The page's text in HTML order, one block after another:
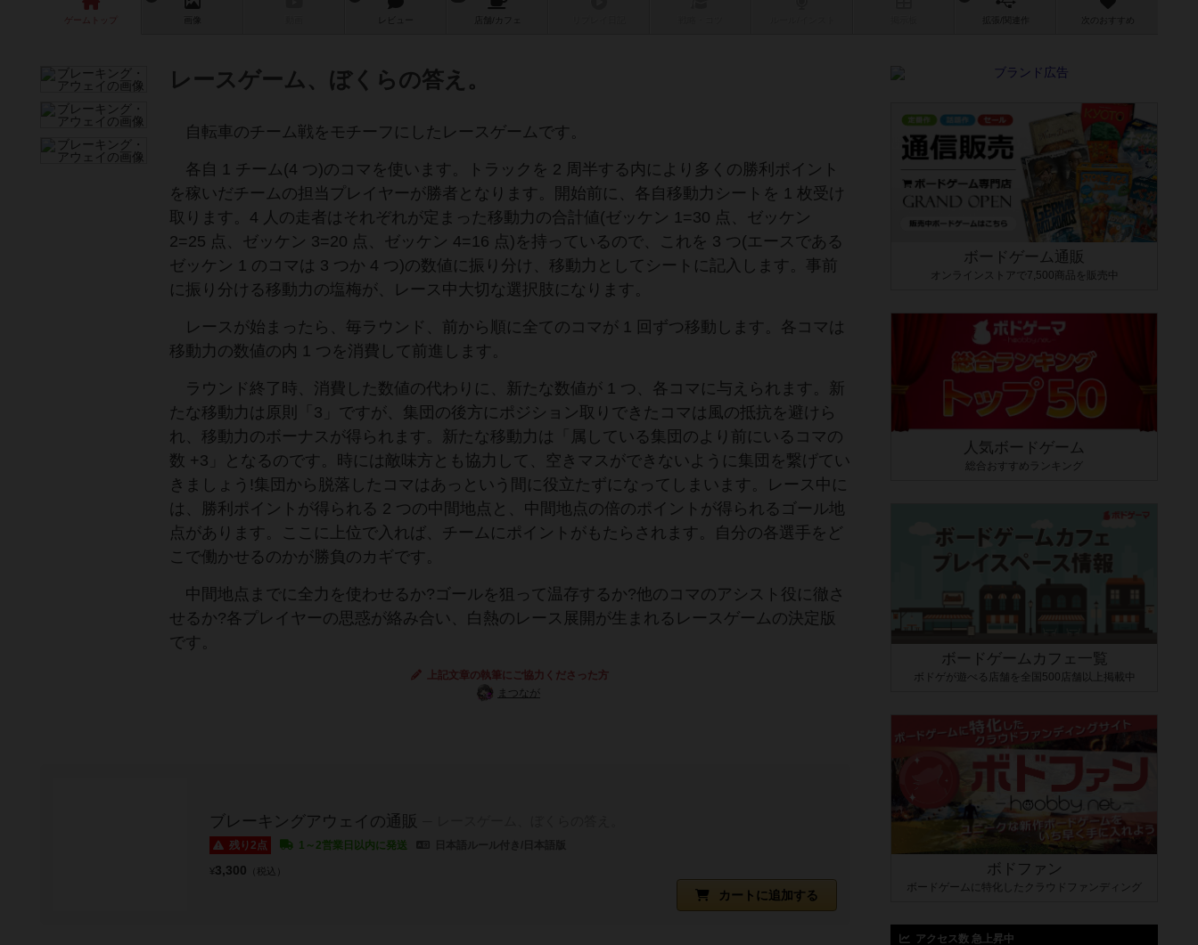
ゲーム 画像 レビュー 店舗/ カフェ 作 次のおすすめ
レースゲーム、ぼくらの答え。
自転車のチーム戦をモチーフにしたレースゲームです。
各自 1 チーム(4 つ)のコマを使います。トラックを 2 周半する内により多くの勝利ポイント
を稼いだチームの担当プレイヤーが勝者となります。開始前に、各自移動力シートを 1 枚受け
取ります。4 人の走者はそれぞれが定まった移動力の合計値(ゼッケン 1=30 点、ゼッケン
2=25 点、ゼッケン 3=20 点、ゼッケン 4=16 点)を持っているので、これを 3 つ(エースである
ゼッケン 1 のコマは 3 つか 4 つ)の数値に振り分け、移動力としてシートに記入します。事前
に振り分ける移動力の塩梅が、レース中大切な選択肢になります。
レースが始まったら、毎ラウンド、前から順に全てのコマが 1 回ずつ移動します。各コマは
移動力の数値の内 1 つを消費して前進します。
ラウンド終了時、消費した数値の代わりに、新たな数値が 1 つ、各コマに与えられます。新
たな移動力は原則「3」ですが、集団の後方にポジション取りできたコマは風の抵抗を避けら
れ、移動力のボーナスが得られます。新たな移動力は「属している集団のより前にいるコマの
数 +3」となるのです。時には敵味方とも協力して、空きマスができないように集団を繋げてい
きましょう!集団から脱落したコマはあっという間に役立たずになってしまいます。レース中に
は、勝利ポイントが得られる 2 つの中間地点と、中間地点の倍のポイントが得られるゴール地
点があります。ここに上位で入れば、チームにポイントがもたらされます。自分の各選手をど
こで働かせるのかが勝負のカギです。
中間地点までに全力を使わせるか?ゴールを狙って温存するか?他のコマのアシスト役に徹さ
せるか?各プレイヤーの思惑が絡み合い、白熱のレース展開が生まれるレースゲームの決定版
です。
上記文章の執筆にご協力くださった方
まつなが
ブレーキングアウェイの通販
残り2点 1～2営業日以内に発送
カートに追加する
¥3,300 （税込）
ボードゲーム通販
オンラインストアで7,500商品を販売中
人気ボードゲーム
総合おすすめランキング
ボードゲームカフェ一覧
ボドゲが遊べる店舗を全国500店舗以上掲載中
ボドファン
ボードゲームに特化したクラウドファンディング
アクセス数 急上昇中